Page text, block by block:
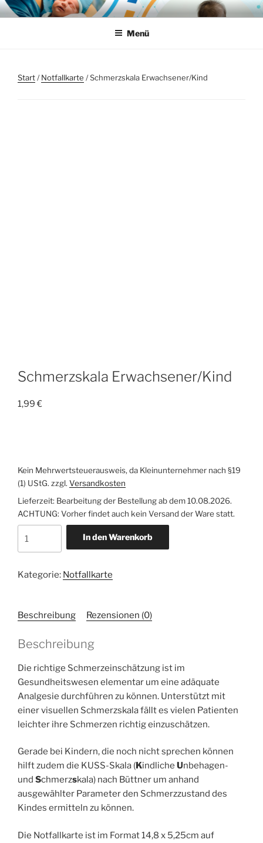
Zum
InhaltSPIEGEL MEDICAL-
Individuelle Lösungen für die Notfallmedizin
Menü
Start/Notfallkarte / Schmerzskala Erwachsener/Kind
Schmerzskala Erwachsener/Kind
1,99€
Kein Mehrwertsteuerausweis, da Kleinunternehmer nach §19
(1) UStG. zzgl. Versandkosten
Lieferzeit: Bearbeitung der Bestellung ab dem 10.08.2026.
ACHTUNG: Vorher findet auch kein Versand der Ware statt.
In den Warenkorb
Kategorie: Notfallkarte
Beschreibung Rezensionen (0)
Beschreibung
Die richtige Schmerzeinschätzung ist im
Gesundheitswesen elementar um eine adäquate
Analgesie durchführen zu können. Unterstützt mit
einer visuellen Schmerzskala fällt es vielen Patienten
leichter ihre Schmerzen richtig einzuschätzen.
Gerade bei Kindern, die noch nicht sprechen können
hilft zudem die KUSS-Skala ( Kindliche Unbehagen-
und Schmerzskala) nach Büttner um anhand
ausgewählter Parameter den Schmerzzustand des
Kindes ermitteln zu können.
Die Notfallkarte ist im Format 14,8 x 5,25cm auf